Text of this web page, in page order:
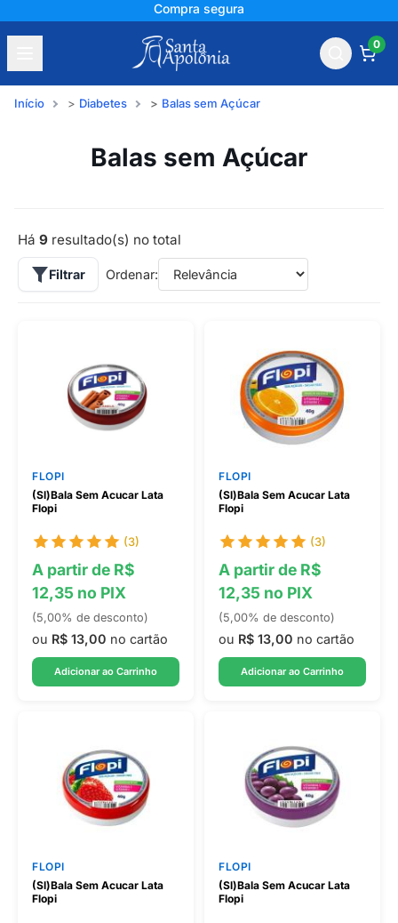
Compra segura
0
Início Diabetes Balas sem Açúcar
Balas sem Açúcar
Há 9 resultado(s) no total
Filtrar Ordenar:
FLOPI
(Sl)Bala Sem Acucar Lata
Flopi
(3)
A partir de R$
12,35 no PIX
(5,00% de desconto)
ou R$ 13,00 no cartão
Adicionar ao Carrinho
FLOPI
(Sl)Bala Sem Acucar Lata
Flopi
(3)
A partir de R$
12,35 no PIX
(5,00% de desconto)
ou R$ 13,00 no cartão
Adicionar ao Carrinho
FLOPI
(Sl)Bala Sem Acucar Lata
Flopi
FLOPI
(Sl)Bala Sem Acucar Lata
Flopi